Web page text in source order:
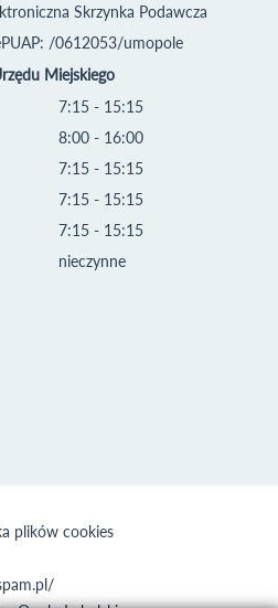
Skrzynka Podawcza
/0612053/umopole
Miejskiego
7:15 - 15:15
8:00 - 16:00
7:15 - 15:15
7:15 - 15:15
7:15 - 15:15
nieczynne
plików cookies